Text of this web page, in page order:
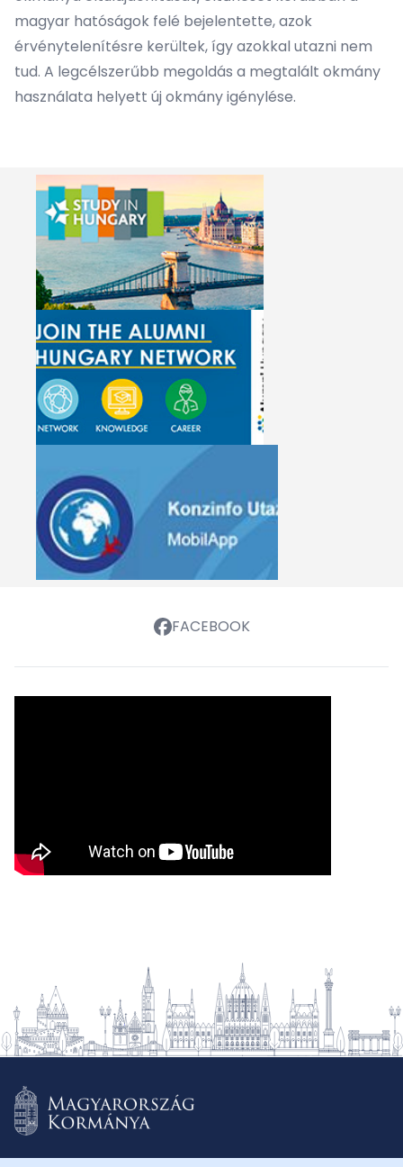
magyar hatóságok felé bejelentette, azok
érvénytelenítésre kerültek, így azokkal utazni nem
tud. A legcélszerűbb megoldás a megtalált okmány
használata helyett új okmány igénylése.
FACEBOOK